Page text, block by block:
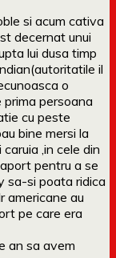
si acum cativa
decernat unui
lui dusa timp
il
o
persoana
cu peste
bine mersi la
,in cele din
pentru a se
sa-si poata ridica
americane au
pe care era
an sa avem